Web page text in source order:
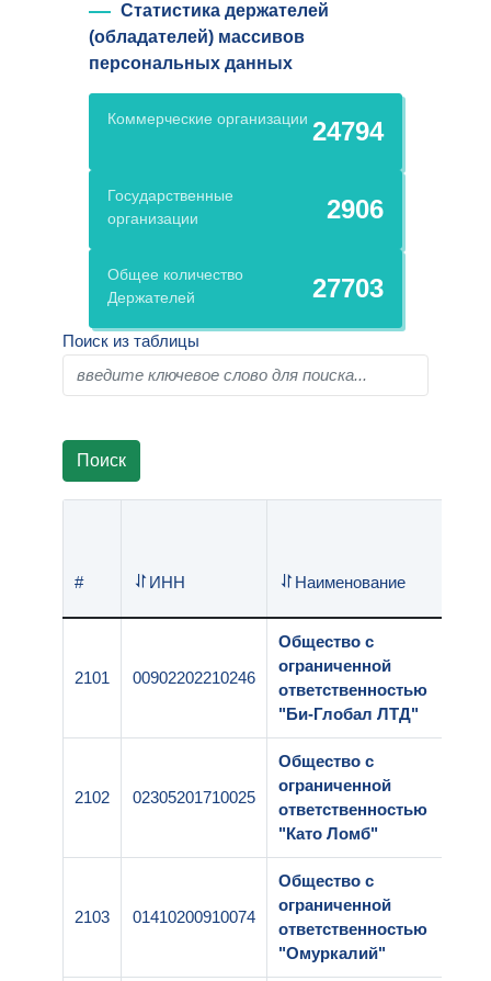
Статистика держателей
(обладателей) массивов
персональных данных
Коммерческие организации 24794
Государственные
организации
2906
Общее количество
Держателей
27703
Поиск из таблицы
Поиск
# ИНН Наименование
2101 00902202210246
Общество с
ограниченной
ответственностью
"Би-Глобал ЛТД"
2102 02305201710025
Общество с
ограниченной
ответственностью
"Като Ломб"
2103 01410200910074
Общество с
ограниченной
ответственностью
"Омуркалий"